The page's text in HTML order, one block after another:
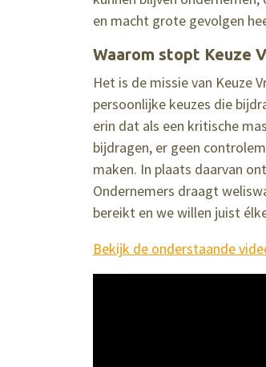
en macht grote gevolgen
Waarom stopt Keuze
Het is de missie van Keuze
persoonlijke keuzes die
erin dat als een kritische
bijdragen, er geen
maken. In plaats daarvan
Ondernemers draagt
bereikt en we willen juist
Bekijk de onderstaande